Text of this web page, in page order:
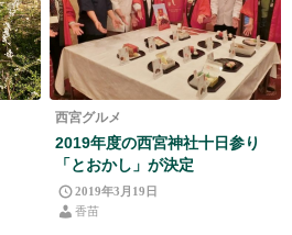
西宮グルメ
2019年度の西宮神社十日参り
「とおかし」が決定
2019年3月19日
香苗